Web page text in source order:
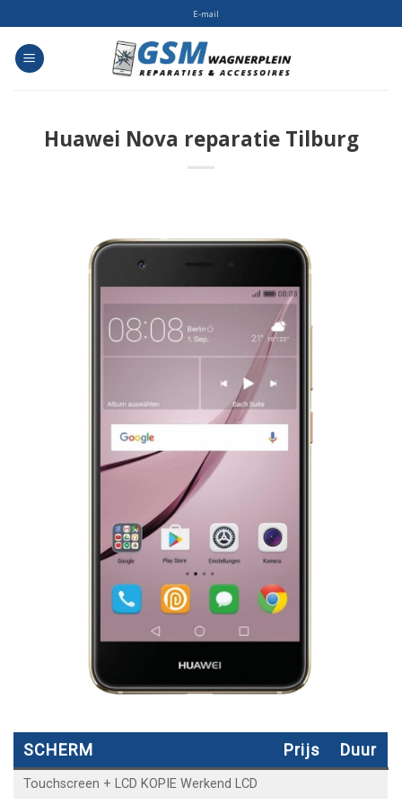
to
content
E-mail
Huawei Nova reparatie Tilburg
SCHERM Prijs Duur
Touchscreen + LCD KOPIE Werkend LCD